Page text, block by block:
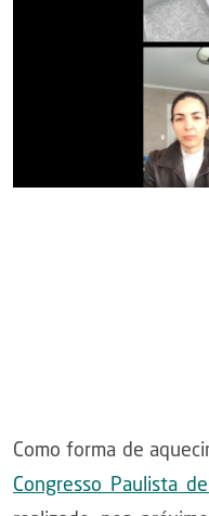
Como forma de
Congresso Paulista